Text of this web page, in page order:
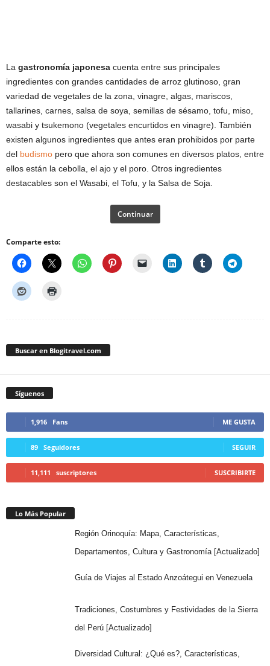
La gastronomía japonesa cuenta entre sus principales
ingredientes con grandes cantidades de arroz glutinoso, gran
variedad de vegetales de la zona, vinagre, algas, mariscos,
tallarines, carnes, salsa de soya, semillas de sésamo, tofu, miso,
wasabi y tsukemono (vegetales encurtidos en vinagre). También
existen algunos ingredientes que antes eran prohibidos por parte
del budismo pero que ahora son comunes en diversos platos, entre
ellos están la cebolla, el ajo y el poro. Otros ingredientes
destacables son el Wasabi, el Tofu, y la Salsa de Soja.
Continuar
Comparte esto:
Buscar en Blogitravel.com
Síguenos
1,916 Fans ME GUSTA
89 Seguidores SEGUIR
11,111 suscriptores SUSCRIBIRTE
Lo Más Popular
Región Orinoquía: Mapa, Características,
Departamentos, Cultura y Gastronomía [Actualizado]
Guía de Viajes al Estado Anzoátegui en Venezuela
Tradiciones, Costumbres y Festividades de la Sierra
del Perú [Actualizado]
Diversidad Cultural: ¿Qué es?, Características,